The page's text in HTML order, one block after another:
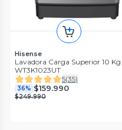
Hisense
Lavadora Carga Superior 10 Kg
WT3K1023UT
5(35)
36% $159.990
$249.990